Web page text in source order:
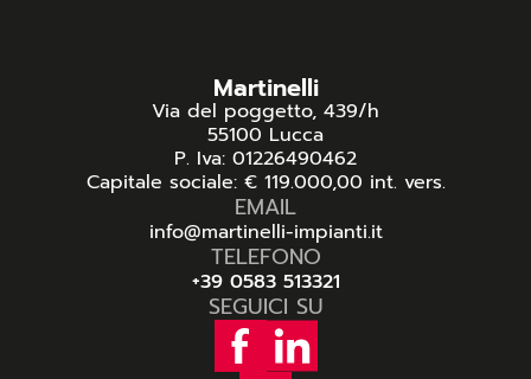
Martinelli
Via del poggetto, 439/h
55100 Lucca
P. Iva: 01226490462
Capitale sociale: € 119.000,00 int. vers.
EMAIL
info@martinelli-impianti.it
TELEFONO
+39 0583 513321
SEGUICI SU
f